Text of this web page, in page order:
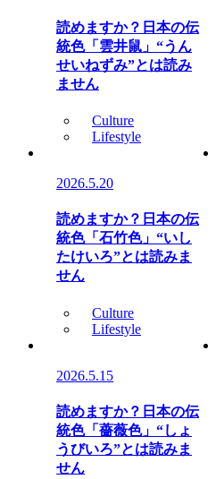
読めますか？日本の伝
統色「雲井鼠」“うん
せいねずみ”とは読み
ません
Culture
Lifestyle
2026.5.20
読めますか？日本の伝
統色「石竹色」“いし
たけいろ”とは読みま
せん
Culture
Lifestyle
2026.5.15
読めますか？日本の伝
統色「薔薇色」“しょ
うびいろ”とは読みま
せん